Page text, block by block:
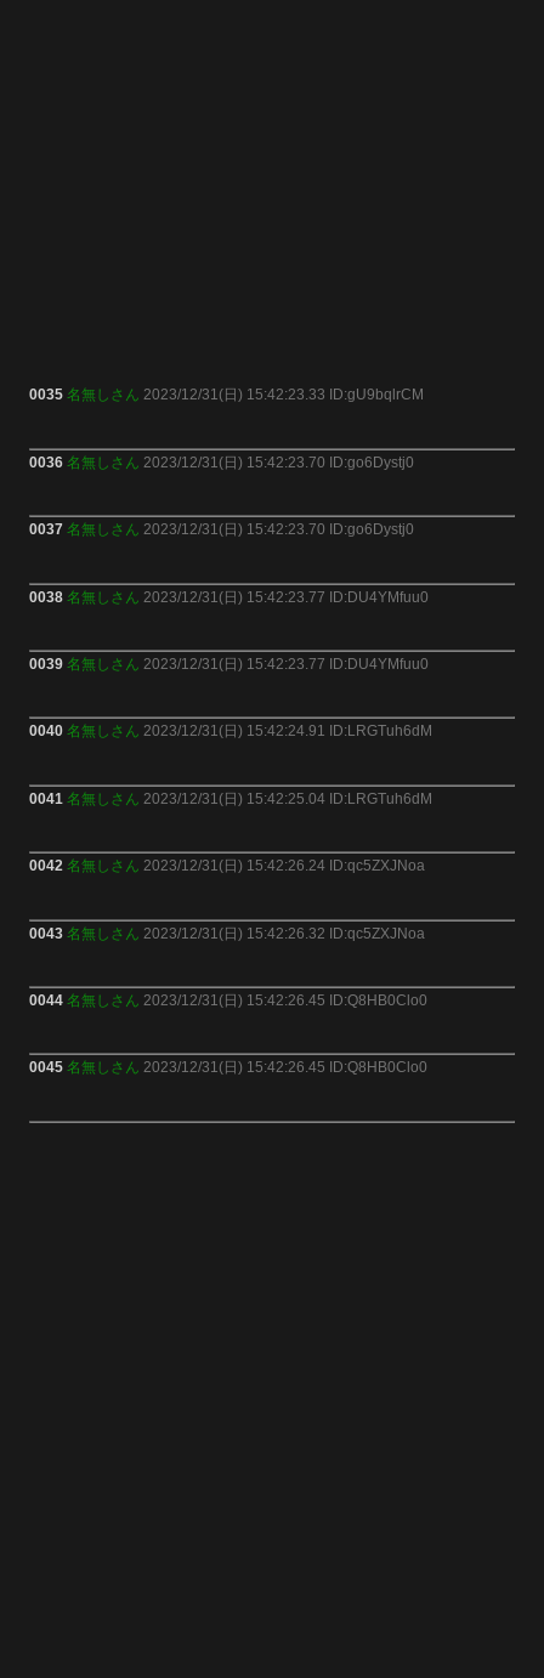
0035 名無しさん 2023/12/31(日) 15:42:23.33 ID:gU9bqlrCM
0036 名無しさん 2023/12/31(日) 15:42:23.70 ID:go6Dystj0
0037 名無しさん 2023/12/31(日) 15:42:23.70 ID:go6Dystj0
0038 名無しさん 2023/12/31(日) 15:42:23.77 ID:DU4YMfuu0
0039 名無しさん 2023/12/31(日) 15:42:23.77 ID:DU4YMfuu0
0040 名無しさん 2023/12/31(日) 15:42:24.91 ID:LRGTuh6dM
0041 名無しさん 2023/12/31(日) 15:42:25.04 ID:LRGTuh6dM
0042 名無しさん 2023/12/31(日) 15:42:26.24 ID:qc5ZXJNoa
0043 名無しさん 2023/12/31(日) 15:42:26.32 ID:qc5ZXJNoa
0044 名無しさん 2023/12/31(日) 15:42:26.45 ID:Q8HB0Clo0
0045 名無しさん 2023/12/31(日) 15:42:26.45 ID:Q8HB0Clo0